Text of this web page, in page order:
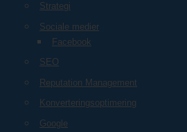
Strategi
Sociale medier
Facebook
SEO
Reputation Management
Konverteringsoptimering
Google